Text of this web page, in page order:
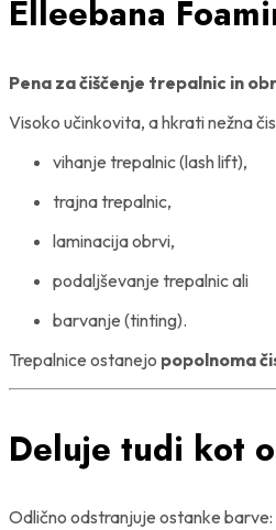
Elleebana
Pena za čiščenje trepalnic in
Visoko učinkovita, a hkrati nežna
vihanje trepalnic (lash lift),
trajna trepalnic,
laminacija obrvi,
podaljševanje trepalnic ali
barvanje (tinting).
Trepalnice ostanejo popolnoma
Deluje tudi kot
Odlično odstranjuje ostanke barve: